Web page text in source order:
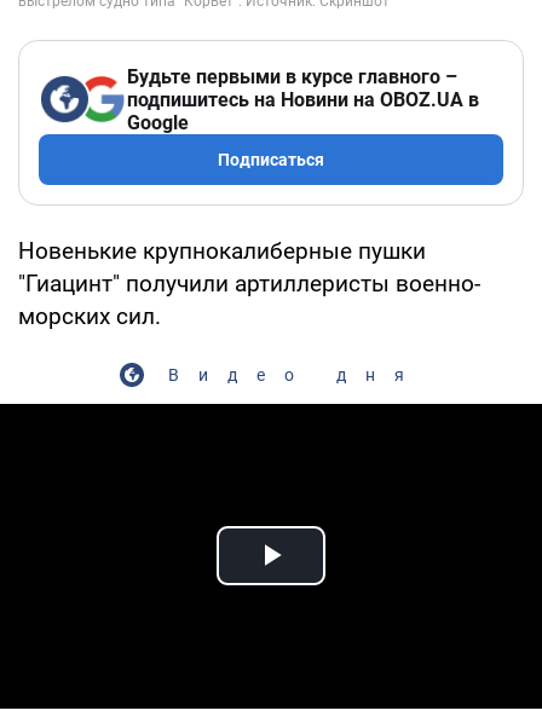
Будьте первыми в курсе главного –
подпишитесь на Новини на OBOZ.UA в
Google
Подписаться
Новенькие крупнокалиберные пушки
"Гиацинт" получили артиллеристы военно-
морских сил.
Видео дня
Play Video